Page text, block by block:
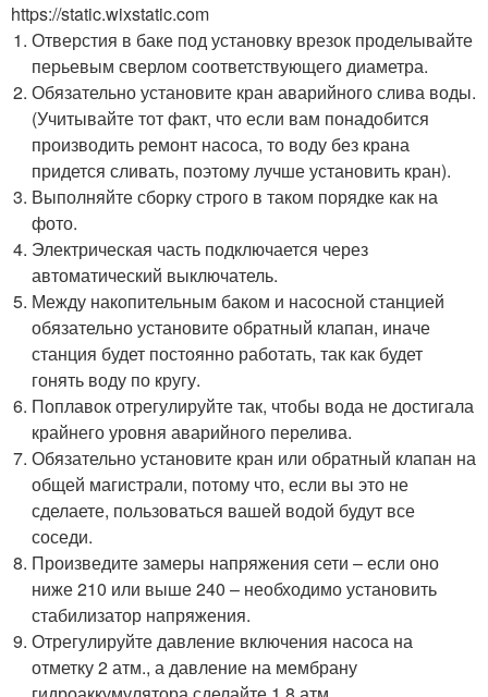
https://static.wixstatic.com
Отверстия в баке под установку врезок проделывайте
перьевым сверлом соответствующего диаметра.
Обязательно установите кран аварийного слива воды.
(Учитывайте тот факт, что если вам понадобится
производить ремонт насоса, то воду без крана
придется сливать, поэтому лучше установить кран).
Выполняйте сборку строго в таком порядке как на
фото.
Электрическая часть подключается через
автоматический выключатель.
Между накопительным баком и насосной станцией
обязательно установите обратный клапан, иначе
станция будет постоянно работать, так как будет
гонять воду по кругу.
Поплавок отрегулируйте так, чтобы вода не достигала
крайнего уровня аварийного перелива.
Обязательно установите кран или обратный клапан на
общей магистрали, потому что, если вы это не
сделаете, пользоваться вашей водой будут все
соседи.
Произведите замеры напряжения сети – если оно
ниже 210 или выше 240 – необходимо установить
стабилизатор напряжения.
Отрегулируйте давление включения насоса на
отметку 2 атм., а давление на мембрану